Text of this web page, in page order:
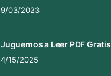
9/03/2023
Juguemos a Leer PDF Gratis
4/15/2025